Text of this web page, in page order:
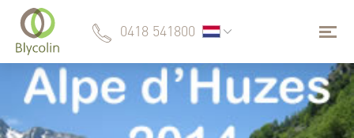
0418 541800